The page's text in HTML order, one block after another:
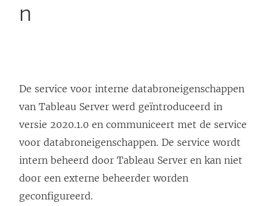
n
De service voor interne databroneigenschappen
van Tableau Server werd geïntroduceerd in
versie 2020.1.0 en communiceert met de service
voor databroneigenschappen. De service wordt
intern beheerd door Tableau Server en kan niet
door een externe beheerder worden
geconfigureerd.